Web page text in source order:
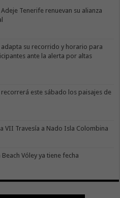
Tenerife renuevan su alianza
adapta su recorrido y horario para
ante la alerta por altas
este sábado los paisajes de
VII Travesía a Nado Isla Colombina
Vóley ya tiene fecha